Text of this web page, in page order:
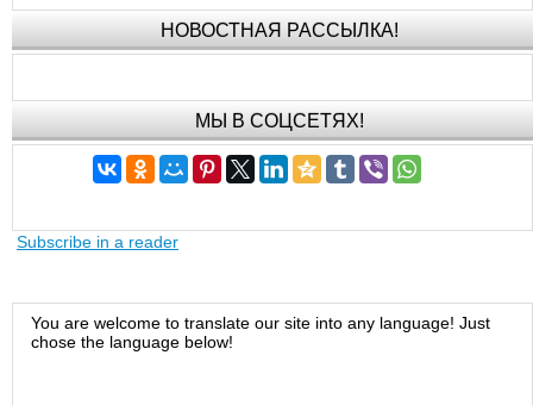
НОВОСТНАЯ РАССЫЛКА!
МЫ В СОЦСЕТЯХ!
Subscribe in a reader
You are welcome to translate our site into any language! Just
chose the language below!